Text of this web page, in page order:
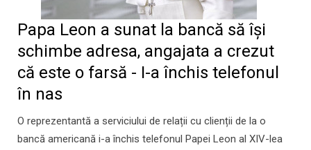
Papa Leon a sunat la bancă să îşi
schimbe adresa, angajata a crezut
că este o farsă - I-a închis telefonul
în nas
O reprezentantă a serviciului de relații cu clienții de la o
bancă americană i-a închis telefonul Papei Leon al XIV-lea